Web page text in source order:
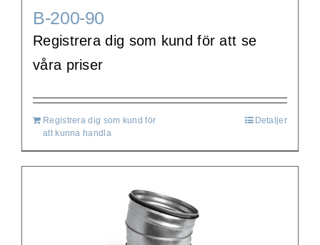
B-200-90
Registrera dig som kund för att se
våra priser
Registrera dig som kund för
att kunna handla
Detaljer